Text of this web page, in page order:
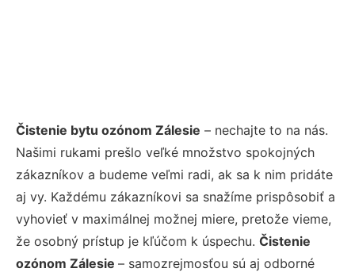
Čistenie bytu ozónom Zálesie – nechajte to na nás.
Našimi rukami prešlo veľké množstvo spokojných
zákazníkov a budeme veľmi radi, ak sa k nim pridáte
aj vy. Každému zákazníkovi sa snažíme prispôsobiť a
vyhovieť v maximálnej možnej miere, pretože vieme,
že osobný prístup je kľúčom k úspechu. Čistenie
ozónom Zálesie – samozrejmosťou sú aj odborné